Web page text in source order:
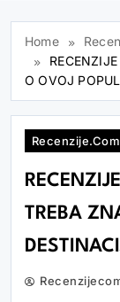
Home
O OVOJ
TREBA